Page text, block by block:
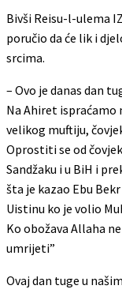
Bivši Reisu-l-ulema
poručio da će lik i
srcima.
– Ovo je danas dan
Na Ahiret ispraćamo
velikog muftiju,
Oprostiti se od
Sandžaku i u BiH i
šta je kazao Ebu
Uistinu ko je volio
Ko obožava Allaha
umrijeti”
Ovaj dan tuge u